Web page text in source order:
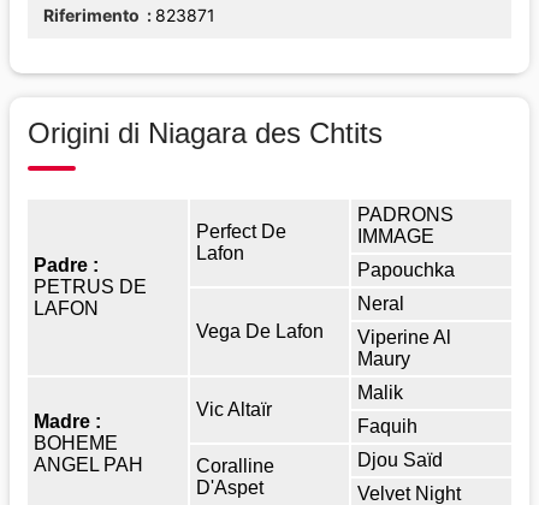
Riferimento 823871
Origini di Niagara des Chtits
Padre :
PETRUS DE
LAFON
Perfect De
Lafon
PADRONS
IMMAGE
Papouchka
Vega De Lafon
Neral
Viperine Al
Maury
Madre :
BOHEME
ANGEL PAH
Vic Altaïr
Malik
Faquih
Coralline
D'Aspet
Djou Saïd
Velvet Night